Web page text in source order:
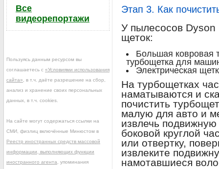
Этап 3. Как
У пылесосов Dyson
щеток:
Большая ковровая
турбощетка для
Электрическая
На турбощетках
наматываются и
почистить
малую для авто и
извлечь подвижную
боковой круглой
или отвертку,
извлеките
намотавшиеся
Все
видеорепортажи
Пользуясь данным ресурсом вы
соглашаетесь с «Условиями использования
сайта» , в т.ч. даёте разрешение на сбор,
анализ и хранение своих персональных
данных, в т.ч. cookies.
На сайте могут содержаться ссылки на
СМИ, физлиц включённые Минюстом в
Реестр иностранных средств массовой
информации, выполняющих функции
иностранного агента , упоминания